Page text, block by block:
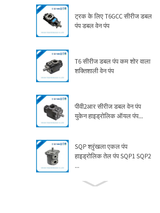
ट्रक के लिए T6GCC सीरीज डबल
पंप डबल वेन पंप
T6 सीरीज डबल पंप कम शोर वाला
शक्तिशाली वेन पंप
पीवी2आर सीरीज डबल वेन पंप
युकेन हाइड्रोलिक ऑयल पंप...
SQP श्रृंखला एकल पंप
हाइड्रोलिक तेल पंप SQP1 SQP2
...